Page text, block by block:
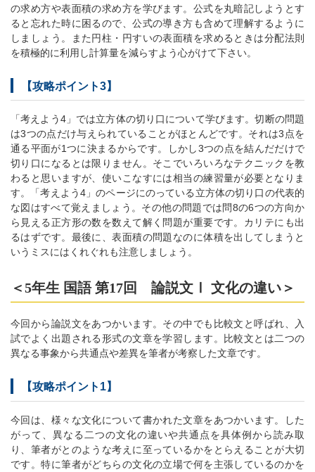
の求め方や表面積の求め方を学びます。公式を丸暗記しようとす
ると忘れた時に困るので、公式の導き方も含めて理解するように
しましょう。また円柱・円すいの表面積を求めるときは分配法則
を積極的に利用し計算量を減らすよう心がけて下さい。
【攻略ポイント3】
「考えよう4」では立方体の切り口について学びます。切断の問題
は3つの点だけ与えられていることがほとんどです。それは3点を
通る平面が1つに決まるからです。しかし3つの点を結んだだけで
切り口になるとは限りません。そこでいろいろなテクニックを教
わると思いますが、使いこなすには相当の練習量が必要となりま
す。「考えよう4」のページにのっている立方体の切り口の代表的
な図はすべて覚えましょう。その他の問題では問8の6つの方向か
ら見える正方形の数を数えて解く問題が重要です。カリテにも出
るはずです。最後に、表面積の問題なのに体積を出してしまうと
いうミスにはくれぐれも注意しましょう。
＜5年生 国語 第17回 論説文Ⅰ 文化の違い＞
今回から論説文をあつかいます。その中でも比較文と呼ばれ、入
試でよく出題される形式の文章を学習します。比較文とは二つの
異なる事象から共通点や差異を筆者が考察した文章です。
【攻略ポイント1】
今回は、様々な文化について書かれた文章をあつかいます。した
がって、異なる二つの文化の違いや共通点を具体例から読み取
り、筆者がとのような考えに至っているかをとらえることが大切
です。特に筆者がどちらの文化の立場で何を主張しているのかを